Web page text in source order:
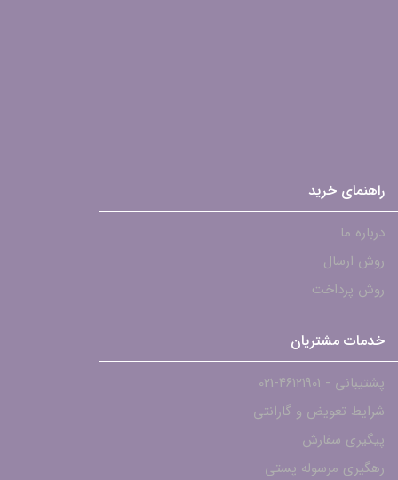
راهنمای خرید
درباره ما
روش ارسال
روش پرداخت
خدمات مشتریان
پشتیبانی - ۴۶۱۲۱۹۰۱-021
شرایط تعویض و گارانتی
پیگیری سفارش
رهگیری مرسوله پستی